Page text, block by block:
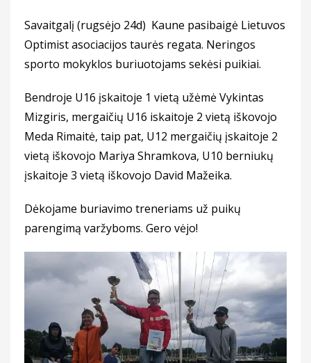
Savaitgalį (rugsėjo 24d) Kaune pasibaigė Lietuvos
Optimist asociacijos taurės regata. Neringos
sporto mokyklos buriuotojams sekėsi puikiai.
Bendroje U16 įskaitoje 1 vietą užėmė Vykintas
Mizgiris, mergaičių U16 iskaitoje 2 vietą iškovojo
Meda Rimaitė, taip pat, U12 mergaičių įskaitoje 2
vietą iškovojo Mariya Shramkova, U10 berniukų
įskaitoje 3 vietą iškovojo David Mažeika.
Dėkojame buriavimo treneriams už puikų
parengimą varžyboms. Gero vėjo!